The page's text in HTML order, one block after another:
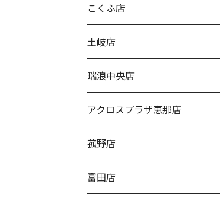
こくふ店
土岐店
瑞浪中央店
アクロスプラザ恵那店
菰野店
富田店